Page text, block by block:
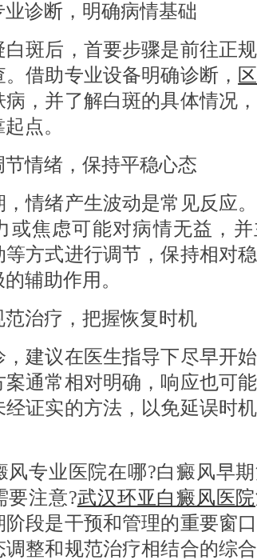
诊断，明确病情基础
后，首要步骤是前往正规
借助专业设备明确诊断，
，并了解白斑的具体情况
点。
情绪，保持平稳心态
绪产生波动是常见反应。
或焦虑可能对病情无益，
方式进行调节，保持相对稳
辅助作用。
治疗，把握恢复时机
议在医生指导下尽早开始
通常相对明确，响应也可
经证实的方法，以免延误时
业医院在哪?白癜风早期
要注意?武汉环亚白癜风医院
段是干预和管理的重要窗
调整和规范治疗相结合的综